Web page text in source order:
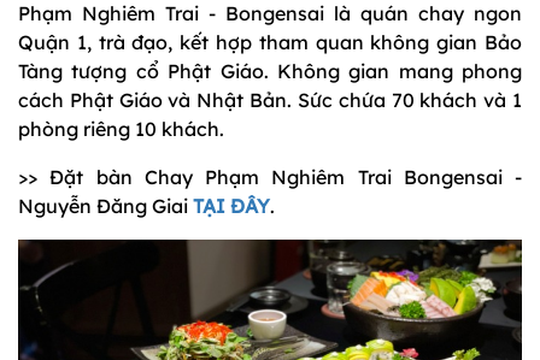
Phạm Nghiêm Trai - Bongensai là quán chay ngon
Quận 1, trà đạo, kết hợp tham quan không gian Bảo
Tàng tượng cổ Phật Giáo. Không gian mang phong
cách Phật Giáo và Nhật Bản. Sức chứa 70 khách và 1
phòng riêng 10 khách.
>> Đặt bàn Chay Phạm Nghiêm Trai Bongensai -
Nguyễn Đăng Giai TẠI ĐÂY.